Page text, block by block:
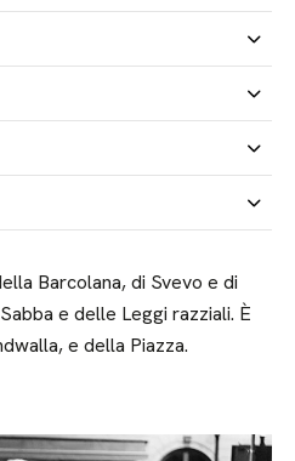
Barcolana, di Svevo e di
e delle Leggi razziali. È
e della Piazza.